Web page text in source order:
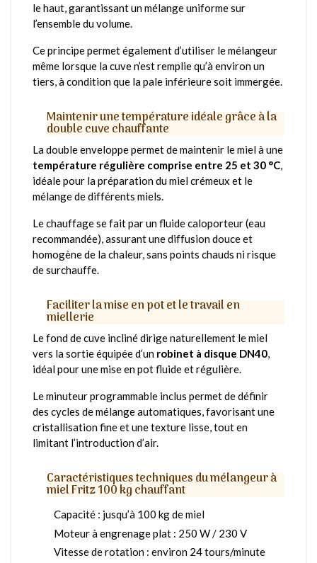
le haut, garantissant un mélange uniforme sur
l’ensemble du volume.
Ce principe permet également d’utiliser le mélangeur
même lorsque la cuve n’est remplie qu’à environ un
tiers, à condition que la pale inférieure soit immergée.
Maintenir une température idéale grâce à la
double cuve chauffante
La double enveloppe permet de maintenir le miel à une
température régulière comprise entre 25 et 30 °C,
idéale pour la préparation du miel crémeux et le
mélange de différents miels.
Le chauffage se fait par un fluide caloporteur (eau
recommandée), assurant une diffusion douce et
homogène de la chaleur, sans points chauds ni risque
de surchauffe.
Faciliter la mise en pot et le travail en
miellerie
Le fond de cuve incliné dirige naturellement le miel
vers la sortie équipée d’un robinet à disque DN40,
idéal pour une mise en pot fluide et régulière.
Le minuteur programmable inclus permet de définir
des cycles de mélange automatiques, favorisant une
cristallisation fine et une texture lisse, tout en
limitant l’introduction d’air.
Caractéristiques techniques du mélangeur à
miel Fritz 100 kg chauffant
Capacité : jusqu’à 100 kg de miel
Moteur à engrenage plat : 250 W / 230 V
Vitesse de rotation : environ 24 tours/minute